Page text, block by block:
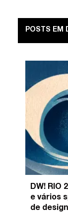
POSTS EM
DW! RIO
e vários
de